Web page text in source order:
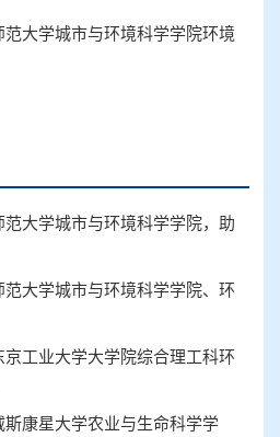
范大学城市与环境科学学院环境
范大学城市与环境科学学院，助
范大学城市与环境科学学院、环
京工业大学大学院综合理工科环
斯康星大学农业与生命科学学